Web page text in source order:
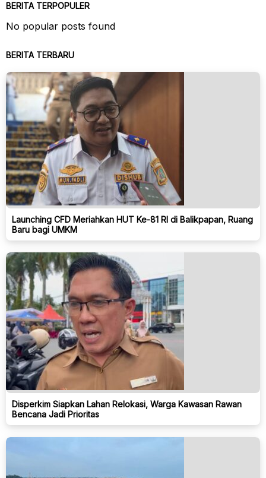
BERITA TERPOPULER
No popular posts found
BERITA TERBARU
Launching CFD Meriahkan HUT Ke-81 RI di Balikpapan, Ruang
Baru bagi UMKM
Disperkim Siapkan Lahan Relokasi, Warga Kawasan Rawan
Bencana Jadi Prioritas